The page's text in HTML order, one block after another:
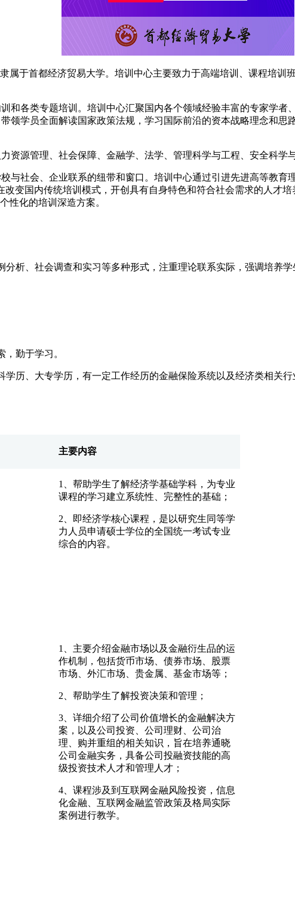
于首都经济贸易大学。培训中心主要致力于高端培训、课程培训
各类专题培训。培训中心汇聚国内各个领域经验丰富的专家学者
领学员全面解读国家政策法规，学习国际前沿的资本战略理念和
源管理、社会保障、金融学、法学、管理科学与工程、安全科学与
社会、企业联系的纽带和窗口。培训中心通过引进先进高等教育
变国内传统培训模式，开创具有自身特色和符合社会需求的人才
性化的培训深造方案。
析、社会调查和实习等多种形式，注重理论联系实际，强调培养学
勤于学习。
历、大专学历，有一定工作经历的金融保险系统以及经济类相关
主要内容
1
、帮助学生了解经济学基础学科，为专业
课程的学习建立系统性、完整性的基础；
2 、即经济学核心课程，是以研究生同等学
力人员申请硕士学位的全国统一考试专业
综合的内容。
1
、主要介绍金融市场以及金融衍生品的运
作机制，包括货币市场、债券市场、股票
市场、外汇市场、贵金属、基金市场等；
2 、帮助学生了解投资决策和管理；
3、详细介绍了公司价值增长的金融解决方
案，以及公司投资、公司理财、公司治
理、购并重组的相关知识，旨在培养通晓
公司金融实务，具备公司投融资技能的高
级投资技术人才和管理人才；
4、课程涉及到互联网金融风险投资，信息
化金融、互联网金融监管政策及格局实际
案例进行教学。